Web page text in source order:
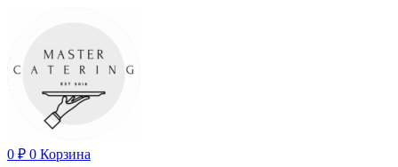
содержимому
0 ₽ 0 Корзина